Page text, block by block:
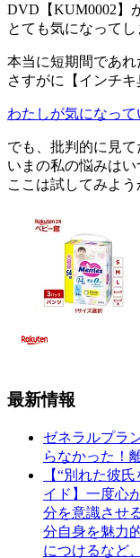
DVD【KUM0002】
とても気になってし
本当に短期間であ
さすがに【インチ
わたしが気になって
でも、批判的に見
いまの私の悩みは
ここは試してみよう
最新情報
ゼネラルプラ
らなかった！
【“別れた彼
イド】一度心
分を意識させ
分自身を魅力
につけるなど